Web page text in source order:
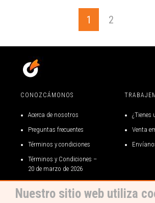
1 2
Nuestro sitio web utiliza
CONOZCÁMONOS
Acerca de nosotros
Preguntas frecuentes
Términos y condiciones
Términos y Condiciones –
20 de marzo de 2026
Términos y condiciones gift
card
¿Tienes
Venta